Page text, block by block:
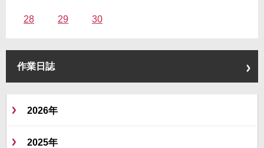
28 29 30
作業日誌
2026年
2025年